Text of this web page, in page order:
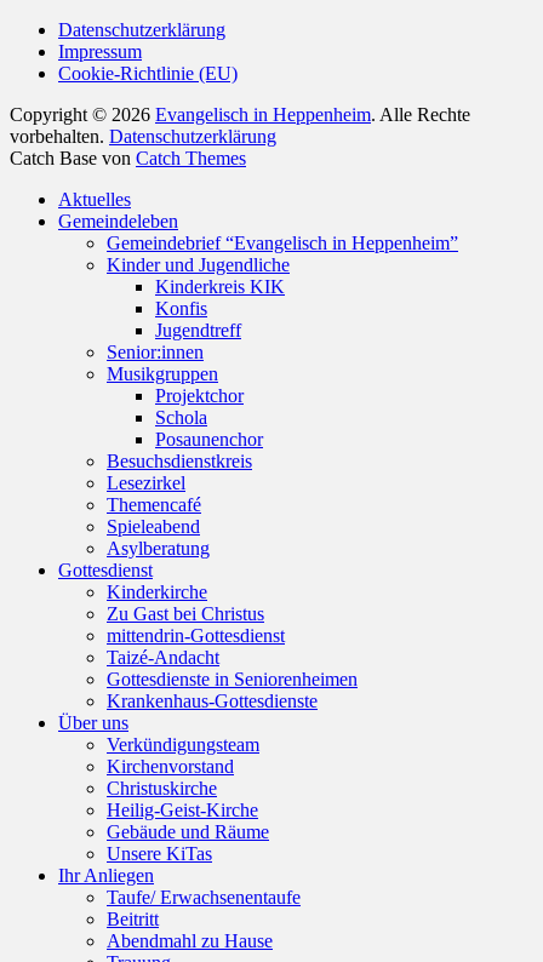
Datenschutzerklärung
Impressum
Cookie-Richtlinie (EU)
Copyright © 2026 Evangelisch in Heppenheim. Alle Rechte
vorbehalten. Datenschutzerklärung
Catch Base von Catch Themes
oben
scrollen
Aktuelles
Gemeindeleben
Gemeindebrief “Evangelisch in Heppenheim”
Kinder und Jugendliche
Kinderkreis KIK
Konfis
Jugendtreff
Senior:innen
Musikgruppen
Projektchor
Schola
Posaunenchor
Besuchsdienstkreis
Lesezirkel
Themencafé
Spieleabend
Asylberatung
Gottesdienst
Kinderkirche
Zu Gast bei Christus
mittendrin-Gottesdienst
Taizé-Andacht
Gottesdienste in Seniorenheimen
Krankenhaus-Gottesdienste
Über uns
Verkündigungsteam
Kirchenvorstand
Christuskirche
Heilig-Geist-Kirche
Gebäude und Räume
Unsere KiTas
Ihr Anliegen
Taufe/ Erwachsenentaufe
Beitritt
Abendmahl zu Hause